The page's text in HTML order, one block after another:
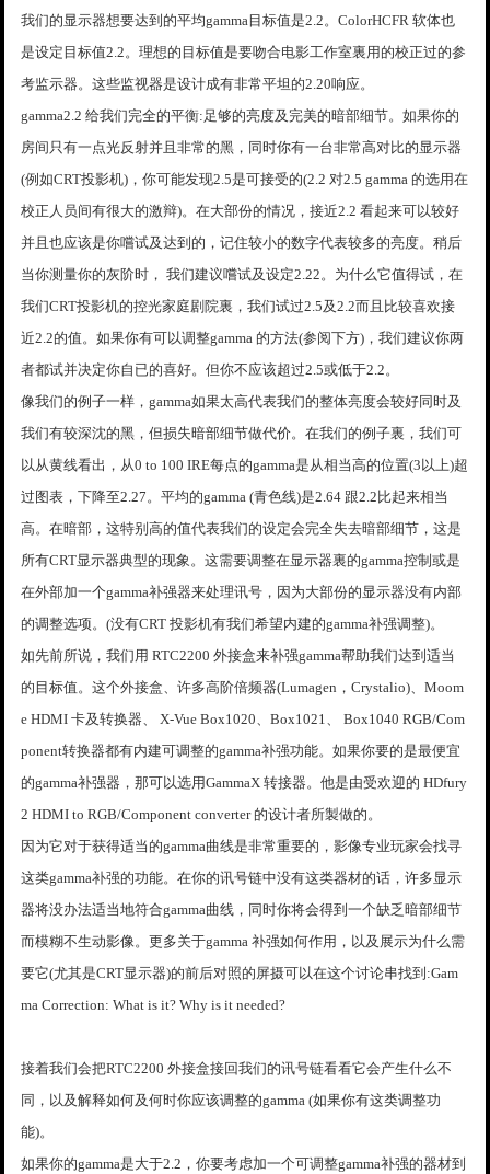
我们的显示器想要达到的平均gamma目标值是2.2。ColorHCFR 软体也
是设定目标值2.2。理想的目标值是要吻合电影工作室裏用的校正过的参
考监示器。这些监视器是设计成有非常平坦的2.20响应。
gamma2.2 给我们完全的平衡:足够的亮度及完美的暗部细节。如果你的
房间只有一点光反射并且非常的黑，同时你有一台非常高对比的显示器
(例如CRT投影机)，你可能发现2.5是可接受的(2.2 对2.5 gamma 的选用在
校正人员间有很大的激辩)。在大部份的情况，接近2.2 看起来可以较好
并且也应该是你嚐试及达到的，记住较小的数字代表较多的亮度。稍后
当你测量你的灰阶时， 我们建议嚐试及设定2.22。为什么它值得试，在
我们CRT投影机的控光家庭剧院裏，我们试过2.5及2.2而且比较喜欢接
近2.2的值。如果你有可以调整gamma 的方法(参阅下方)，我们建议你两
者都试并决定你自已的喜好。但你不应该超过2.5或低于2.2。
像我们的例子一样，gamma如果太高代表我们的整体亮度会较好同时及
我们有较深沈的黑，但损失暗部细节做代价。在我们的例子裏，我们可
以从黄线看出，从0 to 100 IRE每点的gamma是从相当高的位置(3以上)超
过图表，下降至2.27。平均的gamma (青色线)是2.64 跟2.2比起来相当
高。在暗部，这特别高的值代表我们的设定会完全失去暗部细节，这是
所有CRT显示器典型的现象。这需要调整在显示器裏的gamma控制或是
在外部加一个gamma补强器来处理讯号，因为大部份的显示器没有内部
的调整选项。(没有CRT 投影机有我们希望内建的gamma补强调整)。
如先前所说，我们用 RTC2200 外接盒来补强gamma帮助我们达到适当
的目标值。这个外接盒、许多高阶倍频器(Lumagen，Crystalio)、Moom
e HDMI 卡及转换器、 X-Vue Box1020、Box1021、 Box1040 RGB/Com
ponent转换器都有内建可调整的gamma补强功能。如果你要的是最便宜
的gamma补强器，那可以选用GammaX 转接器。他是由受欢迎的 HDfury
2 HDMI to RGB/Component converter 的设计者所製做的。
因为它对于获得适当的gamma曲线是非常重要的，影像专业玩家会找寻
这类gamma补强的功能。在你的讯号链中没有这类器材的话，许多显示
器将没办法适当地符合gamma曲线，同时你将会得到一个缺乏暗部细节
而模糊不生动影像。更多关于gamma 补强如何作用，以及展示为什么需
要它(尤其是CRT显示器)的前后对照的屏摄可以在这个讨论串找到:Gam
ma Correction: What is it? Why is it needed?
接着我们会把RTC2200 外接盒接回我们的讯号链看看它会产生什么不
同，以及解释如何及何时你应该调整的gamma (如果你有这类调整功
能)。
如果你的gamma是大于2.2，你要考虑加一个可调整gamma补强的器材到